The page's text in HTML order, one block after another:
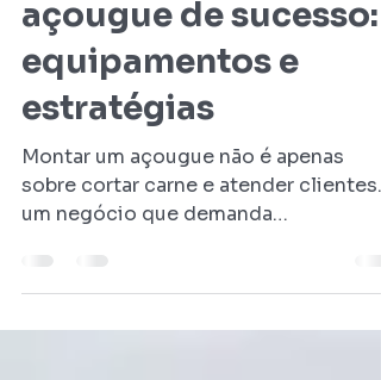
Dicas para montar um
açougue de sucesso:
equipamentos e
estratégias
Montar um açougue não é apenas
planejamento, estratégia e os
equipamentos...